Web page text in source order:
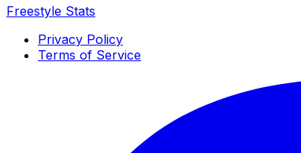
Freestyle Stats
Privacy Policy
Terms of Service